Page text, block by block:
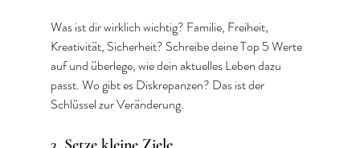
Was ist dir wirklich wichtig? Familie, Freiheit,
Kreativität, Sicherheit? Schreibe deine Top 5 Werte
auf und überlege, wie dein aktuelles Leben dazu
passt. Wo gibt es Diskrepanzen? Das ist der
Schlüssel zur Veränderung.